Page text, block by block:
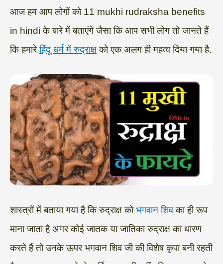
m
k
n
आज हम आप लोगों को 11 mukhi rudraksha benefits
in hindi के बारे में बताएंगे जैसा कि आप सभी लोग तो जानते हैं
कि हमारेहिंदू धर्म में रुद्राक्षको एक अलग ही महत्व दिया गया है.
शास्त्रों में बताया गया है कि रुद्राक्ष कोभगवान शिवका ही रूप
माना जाता है अगर कोई जातक या जातिका रुद्राक्ष का धारण
करते हैं तो उनके ऊपर भगवान शिव जी की विशेष कृपा बनी रहती